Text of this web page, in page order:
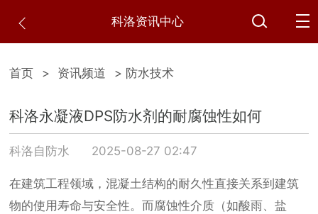
科洛资讯中心
首页 > 资讯频道 > 防水技术
科洛永凝液DPS防水剂的耐腐蚀性如何
科洛自防水 2025-08-27 02:47
在建筑工程领域，混凝土结构的耐久性直接关系到建筑
物的使用寿命与安全性。而腐蚀性介质（如酸雨、盐